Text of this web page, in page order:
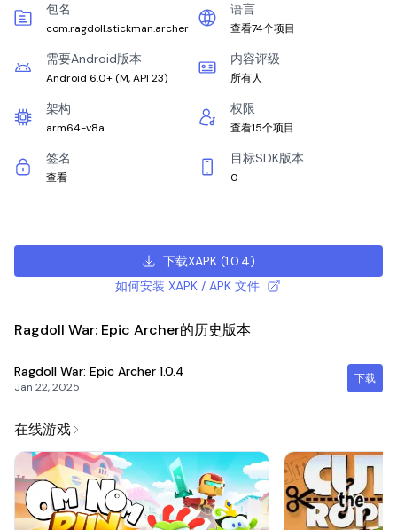
包名
com.ragdoll.stickman.archer
语言
查看74个项目
需要Android版本
Android 6.0+ (M, API 23)
内容评级
所有人
架构
arm64-v8a
权限
查看15个项目
签名
查看
目标SDK版本
0
下载XAPK(1.0.4)
如何安装 XAPK / APK 文件
Ragdoll War: Epic Archer的历史版本
Ragdoll War: Epic Archer 1.0.4
Jan 22, 2025
下载
在线游戏